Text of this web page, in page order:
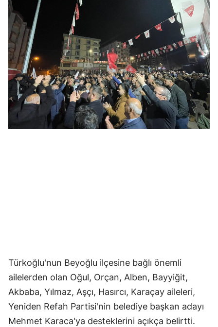
Türkoğlu'nun Beyoğlu ilçesine bağlı önemli
ailelerden olan Oğul, Orçan, Alben, Bayyiğit,
Akbaba, Yılmaz, Aşçı, Hasırcı, Karaçay aileleri,
Yeniden Refah Partisi'nin belediye başkan adayı
Mehmet Karaca'ya desteklerini açıkça belirtti.